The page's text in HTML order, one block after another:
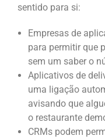
sentido para si:
Empresas de
para permitir que
sem um saber o
Aplicativos de
uma ligação
avisando que
o restaurante
CRMs podem